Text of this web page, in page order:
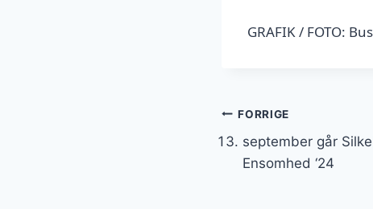
GRAFIK / FOTO:
FORRIGE
september går
Ensomhed ‘24